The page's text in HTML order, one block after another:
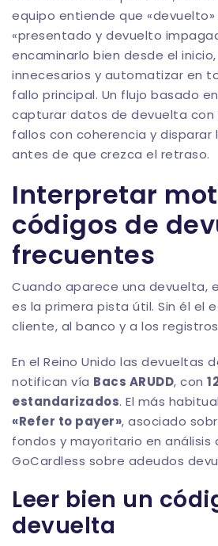
equipo entiende que «devuelto»
«presentado y devuelto
encaminarlo bien desde el
innecesarios y automatizar en
fallo principal. Un flujo basado
capturar datos de devuelta con
fallos con coherencia y disparar
antes de que crezca el retraso.
Interpretar
códigos de
frecuentes
Cuando aparece una devuelta,
es la primera pista útil. Sin él el
cliente, al banco y a los
En el Reino Unido las devueltas
notifican vía Bacs ARUDD, con
estandarizados. El más
«Refer to payer», asociado
fondos y mayoritario en análisis
GoCardless sobre adeudos
Leer bien un
devuelta